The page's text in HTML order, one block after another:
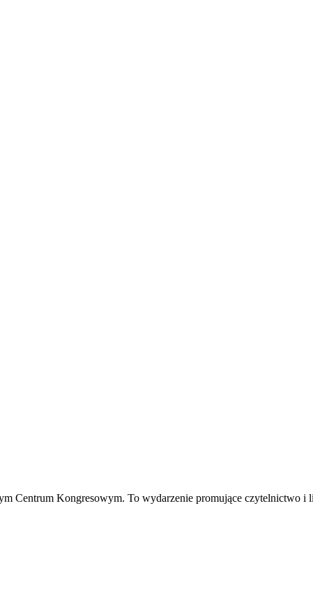
Centrum Kongresowym. To wydarzenie promujące czytelnictwo i